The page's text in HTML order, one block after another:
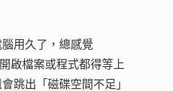
用久了，總感覺
啟檔案或程式都得等上
跳出「磁碟空間不足」